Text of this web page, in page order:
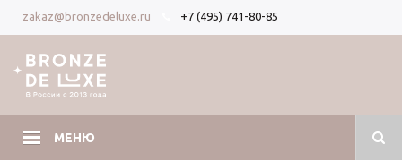
zakaz@bronzedeluxe.ru +7 (495) 741-80-85
МЕНЮ